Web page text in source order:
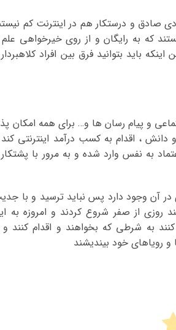
صادق و درستکار هم در اینترنت کم
که به رایگان و از روی خیرخواهی
باید بتوانید فرق بین افراد
و پیام رسان ها و… برای همه امکان
، اقدام به کسب درآمد اینترنتی
به نفس وارد شده و به مرور با
در آن وجود دارد پس نباید ترسید و با
روزی از صفر شروع کردند و امروزه به
به شرطی که بخواهند و اقدام کنند و
رویاهای خود بیندیشند